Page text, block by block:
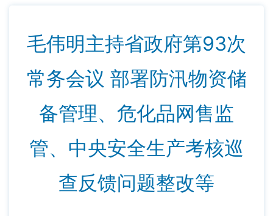
毛伟明主持省政府第93次
常务会议 部署防汛物资储
备管理、危化品网售监
管、中央安全生产考核巡
查反馈问题整改等